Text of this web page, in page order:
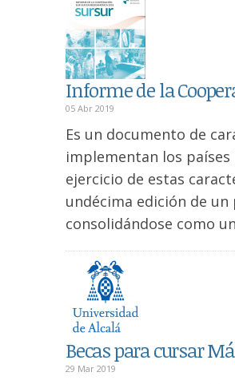
Informe de la
05 Abr 2019
Es un documento de
implementan los países
ejercicio de estas
undécima edición de
consolidándose como
Becas para cursar
29 Mar 2019